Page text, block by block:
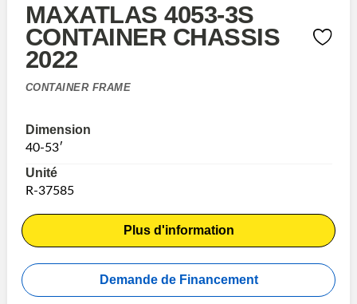
MAXATLAS 4053-3S
CONTAINER CHASSIS
2022
CONTAINER FRAME
Dimension
40-53′
Unité
R-37585
Plus d'information
Demande de Financement